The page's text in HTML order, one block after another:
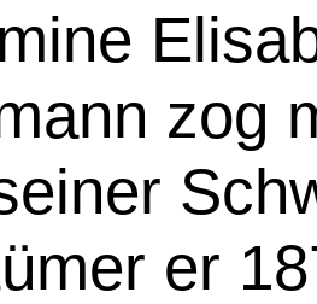
zog
er